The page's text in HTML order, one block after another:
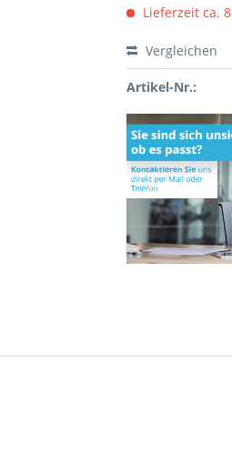
Lieferzeit ca.
Vergleichen
Artikel-Nr.: